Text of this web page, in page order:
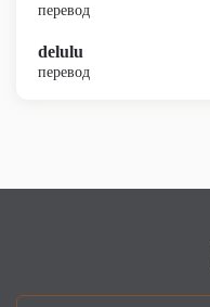
перевод
delulu
перевод